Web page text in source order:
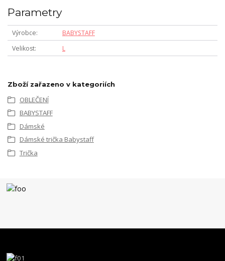
Parametry
Výrobce
BABYSTAFF
Velikost
L
Zboží zařazeno v kategoriích
OBLEČENÍ
BABYSTAFF
Dámské
Dámské trička Babystaff
Trička